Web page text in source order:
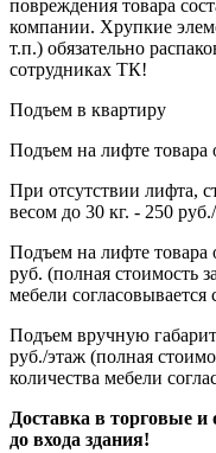
повреждения товара
компании. Хрупкие
т.п.) обязательно
сотрудниках ТК!
Подъем в квартиру
Подъем на лифте товара
При отсутствии лифта,
весом до 30 кг. - 250
Подъем на лифте товара
руб. (полная стоимость
мебели
Подъем вручную
руб./этаж (полная
количества мебели
Доставка в торговые
до входа здания!